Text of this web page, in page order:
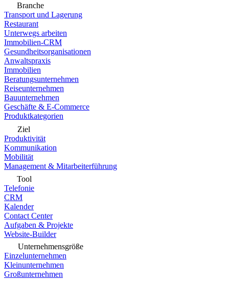
Branche
Transport und Lagerung
Restaurant
Unterwegs arbeiten
Immobilien-CRM
Gesundheitsorganisationen
Anwaltspraxis
Immobilien
Beratungsunternehmen
Reiseunternehmen
Bauunternehmen
Geschäfte & E-Commerce
Produktkategorien
Ziel
Produktivität
Kommunikation
Mobilität
Management & Mitarbeiterführung
Tool
Telefonie
CRM
Kalender
Contact Center
Aufgaben & Projekte
Website-Builder
Unternehmensgröße
Einzelunternehmen
Kleinunternehmen
Großunternehmen